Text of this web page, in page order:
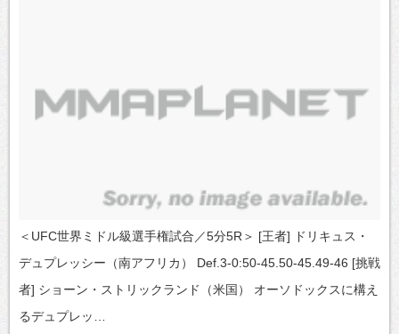
＜UFC世界ミドル級選手権試合／5分5R＞ [王者] ドリキュス・
デュプレッシー（南アフリカ） Def.3-0:50-45.50-45.49-46 [挑戦
者] ショーン・ストリックランド（米国） オーソドックスに構え
るデュプレッ…